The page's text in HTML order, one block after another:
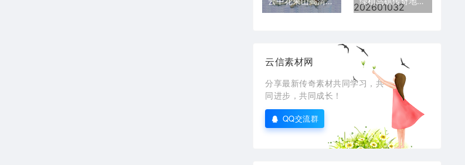
云信素材网
分享最新传奇素材共同学习，共
同进步，共同成长！
QQ交流群